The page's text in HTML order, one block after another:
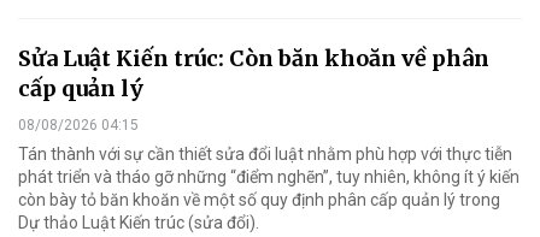
Sửa Luật Kiến trúc: Còn băn khoăn về phân
cấp quản lý
08/08/2026 04:15
Tán thành với sự cần thiết sửa đổi luật nhằm phù hợp với thực tiễn
phát triển và tháo gỡ những “điểm nghẽn”, tuy nhiên, không ít ý kiến
còn bày tỏ băn khoăn về một số quy định phân cấp quản lý trong
Dự thảo Luật Kiến trúc (sửa đổi).